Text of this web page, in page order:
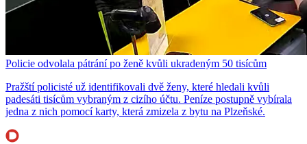
Policie odvolala pátrání po ženě kvůli ukradeným 50 tisícům
Pražští policisté už identifikovali dvě ženy, které hledali kvůli
padesáti tisícům vybraným z cizího účtu. Peníze postupně vybírala
jedna z nich pomocí karty, která zmizela z bytu na Plzeňské.